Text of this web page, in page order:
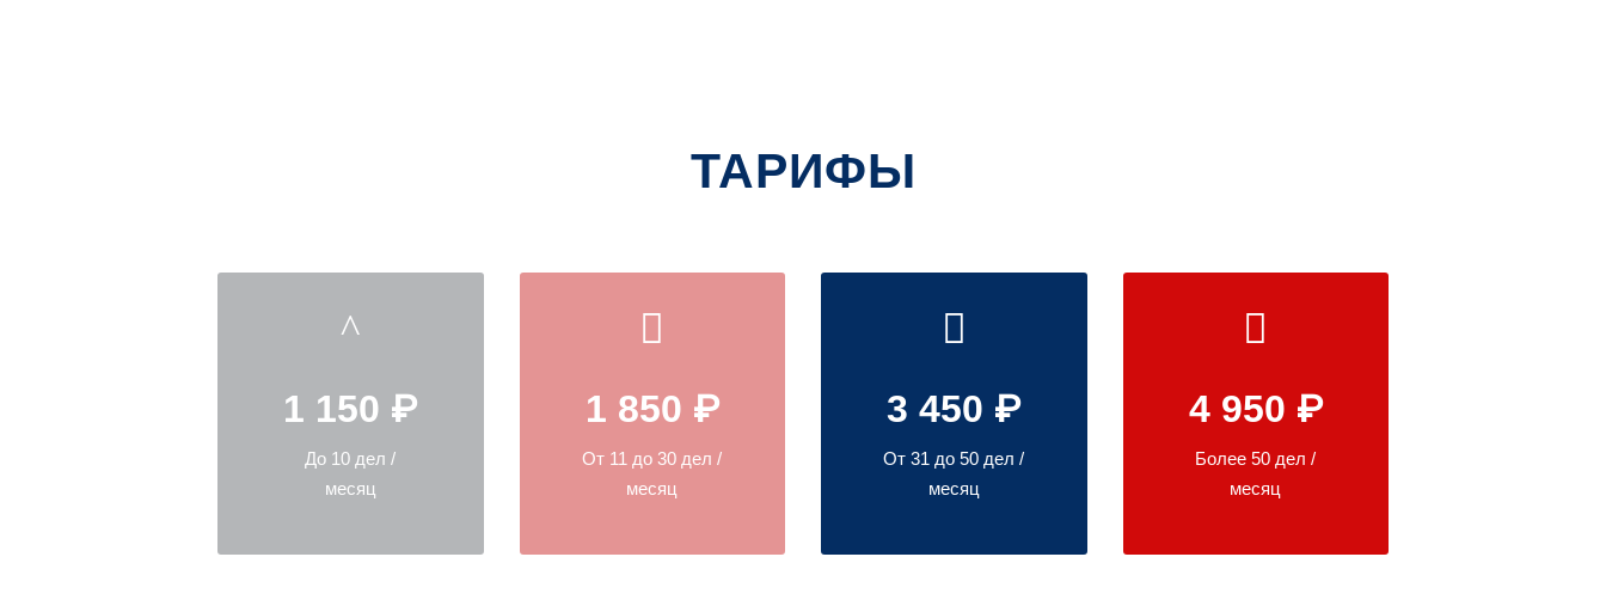
ТАРИФЫ
1 150 ₽
До 10 дел /
месяц
1 850 ₽
От 11 до 30 дел /
месяц
3 450 ₽
От 31 до 50 дел /
месяц
4 950 ₽
Более 50 дел /
месяц